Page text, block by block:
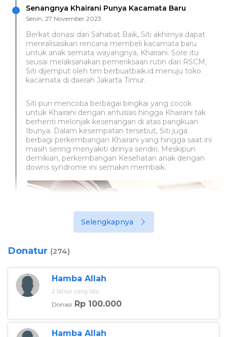
Senangnya Khairani Punya Kacamata Baru
Senin, 27 November 2023
Berkat donasi dari Sahabat Baik, Siti akhirnya dapat
merealisasikan rencana membeli kacamata baru
untuk anak semata wayangnya, Khairani. Sore itu
seusai melaksanakan pemeriksaan rutin dari RSCM,
Siti dijemput oleh tim berbuatbaik.id menuju toko
kacamata di daerah Jakarta Timur.
Siti pun mencoba berbagai bingkai yang cocok
untuk Khairani dengan antusias hingga Khairani tak
berhenti melonjak kesenangan di atas pangkuan
Ibunya. Dalam kesempatan tersebut, Siti juga
berbagi perkembangan Khairani yang hingga saat ini
masih sering menyakiti dirinya sendiri. Meskipun
demikian, perkembangan Kesehatan anak dengan
downs syndrome ini semakin membaik.
Selengkapnya
Donatur (274)
Hamba Allah
2 tahun yang lalu
Donasi Rp 100.000
Hamba Allah